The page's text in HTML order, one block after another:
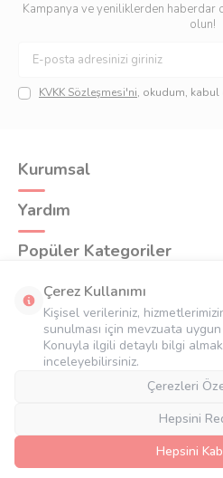
buzlukta muhafaza etmekte kullanılabilir.
alacağınız ürünlerin muhafazasında,
hava ve su geçirmez özelliği ile taze tutar
sağlar. Seyahatte yanınıza almak istediğiniz
malzemelerinizi, hijyen gerektiren kişisel
muhafazada rahatlıkla kullanabilirsiniz.
Ebat Seçenekleri
Kampanya ve yeniliklerden haberdar
olun!
KVKK Sözleşmesi'ni, okudum, kabul
Kurumsal
Yardım
Popüler Kategoriler
Adres & İletişim
Çerez Kullanımı
Kişisel verileriniz,
sunulması için mevzuata
Konuyla ilgili detaylı bilgi almak
inceleyebilirsiniz.
Çerezleri
Hepsini
Hepsini